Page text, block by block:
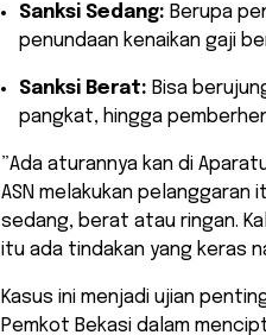
Sanksi Sedang: Berupa
penundaan kenaikan gaji
Sanksi Berat: Bisa
pangkat, hingga
​”Ada aturannya kan di
ASN melakukan
sedang, berat atau ringan.
itu ada tindakan yang keras
​Kasus ini menjadi ujian
Pemkot Bekasi dalam